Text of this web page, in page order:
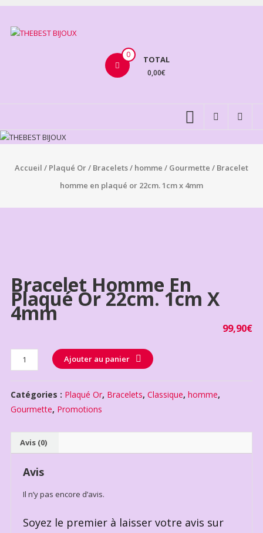
Aller
contenu
BIJOUX
0 TOTAL
0,00€
Accueil / Plaqué Or/ Bracelets/ homme / Gourmette / Bracelet
homme en plaqué or 22cm. 1cm x 4mm
Bracelet Homme En
Plaqué Or 22cm. 1cm X
4mm
99,90€
Quantité Ajouter au panier
Catégories : Plaqué Or, Bracelets, Classique, homme,
Gourmette, Promotions
Avis (0)
Avis
Il n’y pas encore d’avis.
Soyez le premier à laisser votre avis sur